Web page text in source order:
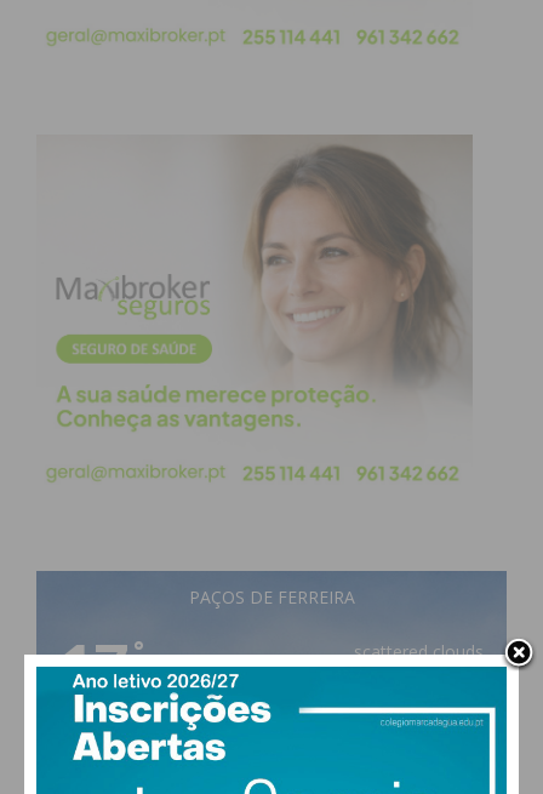
PAÇOS DE FERREIRA
17°
scattered clouds
MAX 17 • MIN 17